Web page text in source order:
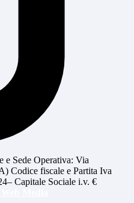
Sede Operativa: Via
Codice fiscale e Partita Iva
Capitale Sociale i.v. €